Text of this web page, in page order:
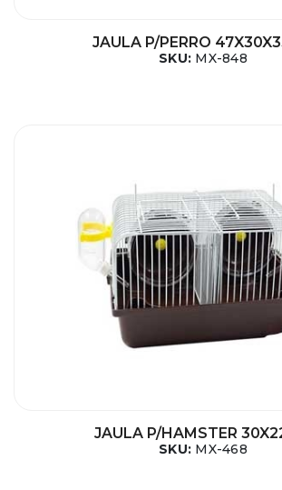
JAULA P/PERRO
SKU: MX-848
JAULA P/HAMSTER
SKU: MX-468